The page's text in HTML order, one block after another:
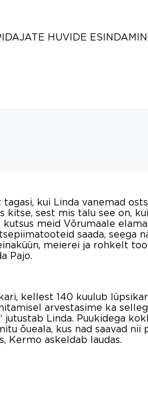
HUVIDE
kui Linda vanemad
kitse, sest mis talu see on,
kutsus meid Võrumaale
saada, seega
meierei ja rohkelt
Pajo.
kellest 140 kuulub
arvestasime ka
jutustab Linda. Puukidega
õueala, kus nad saavad nii
Kermo askeldab laudas.